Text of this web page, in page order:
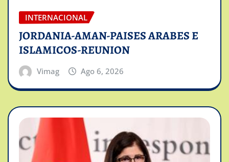
INTERNACIONAL
JORDANIA-AMAN-PAISES ARABES E
ISLAMICOS-REUNION
Vimag Ago 6, 2026